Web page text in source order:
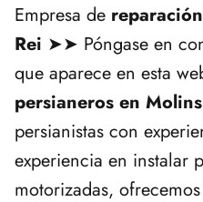
Empresa de
Rei ➤➤ Póngase en
que aparece en esta
persianeros en
persianistas con
experiencia en instalar
motorizadas,